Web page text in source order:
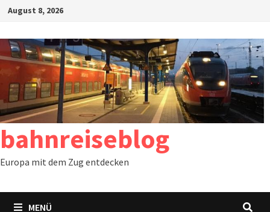
Zum
springen
August 8, 2026
bahnreiseblog
Europa mit dem Zug entdecken
MENÜ